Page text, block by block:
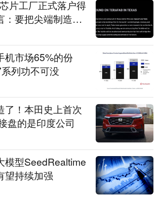
片工厂正式落户得
：要把尖端制造带
机市场65%的份
列功不可没
了！本田史上首次
盘的是印度公司
模型SeedRealtime
望持续加强